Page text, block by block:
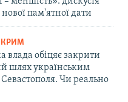
пам'ятної дати
КРИМ
влада обіцяє закрити
шлях українським
Чи реально